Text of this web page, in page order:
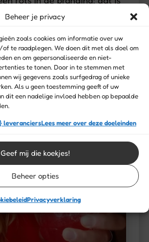
Beheer je privacy
zoals cookies om informatie over uw
te raadplegen. We doen dit met als doel om
en om gepersonaliseerde en niet-
te tonen. Door in te stemmen met
wij gegevens zoals surfgedrag of unieke
Als u geen toestemming geeft of uw
dit een nadelige invloed hebben op bepaalde
leveranciersLees meer over deze doeleinden
Geef mij die koekjes!
Beheer opties
Privacyverklaring
Zonder haar steun had ik